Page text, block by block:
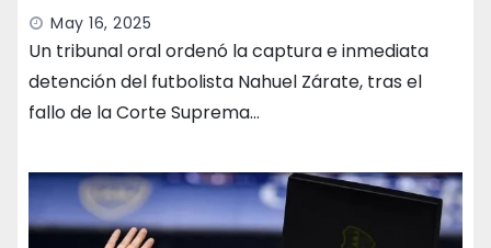
May 16, 2025
Un tribunal oral ordenó la captura e inmediata
detención del futbolista Nahuel Zárate, tras el
fallo de la Corte Suprema…